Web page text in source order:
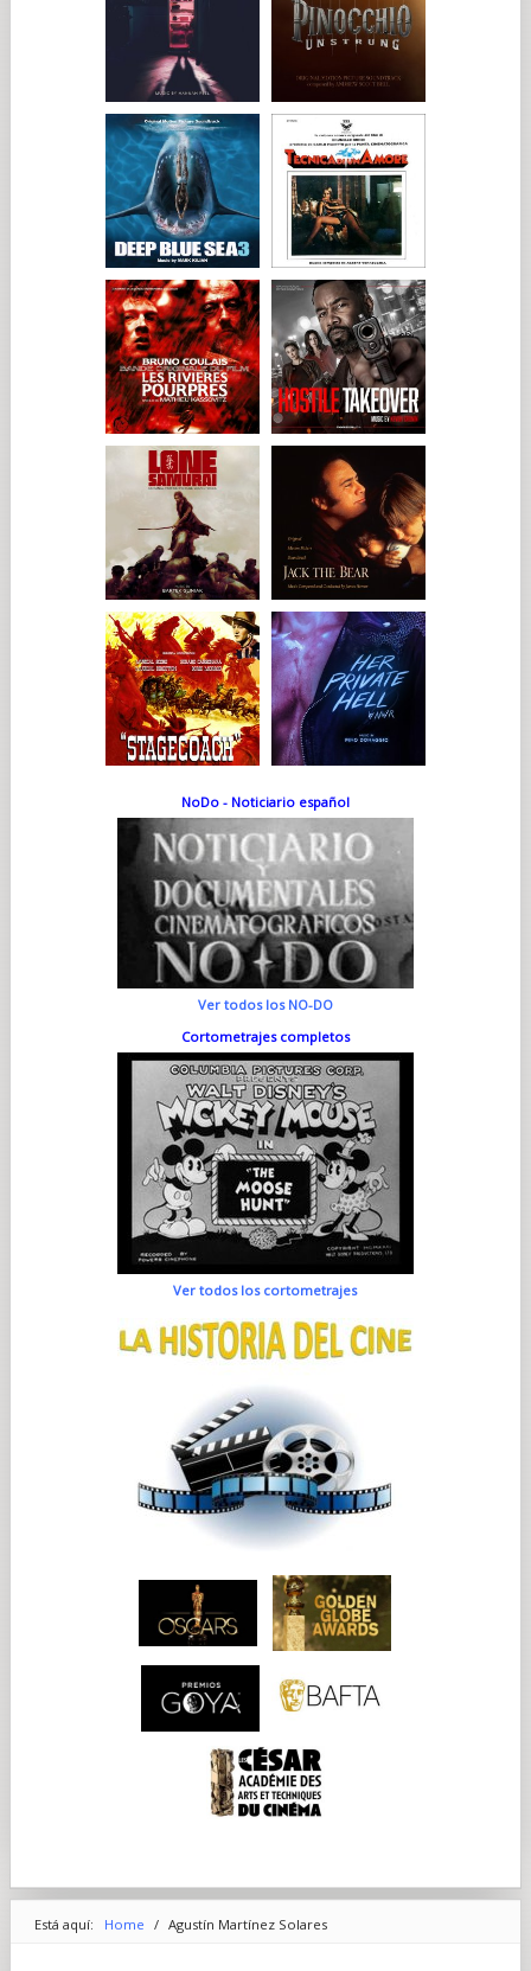
NoDo - Noticiario español
Ver todos los NO-DO
Cortometrajes completos
Ver todos los cortometrajes
Está aquí: Home / Agustín Martínez Solares